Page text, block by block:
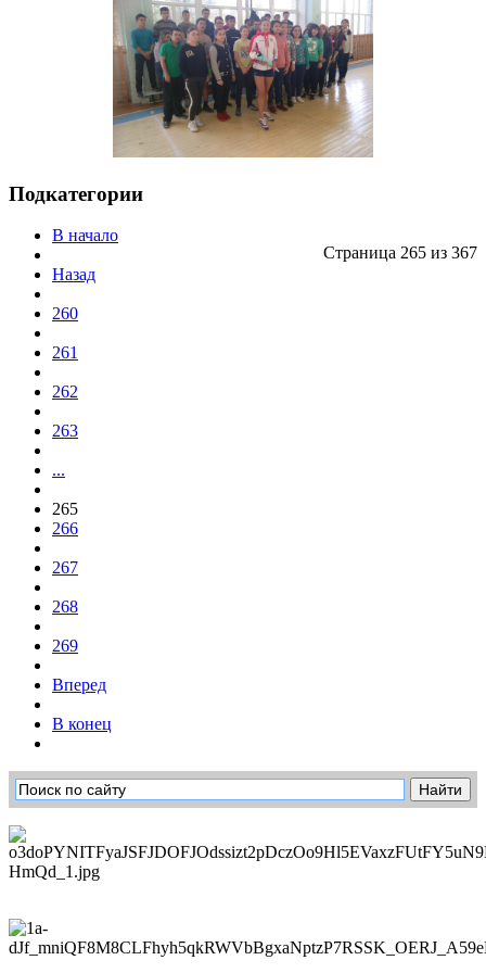
Подкатегории
Страница 265 из 367
В начало
Назад
260
261
262
263
...
265
266
267
268
269
Вперед
В конец